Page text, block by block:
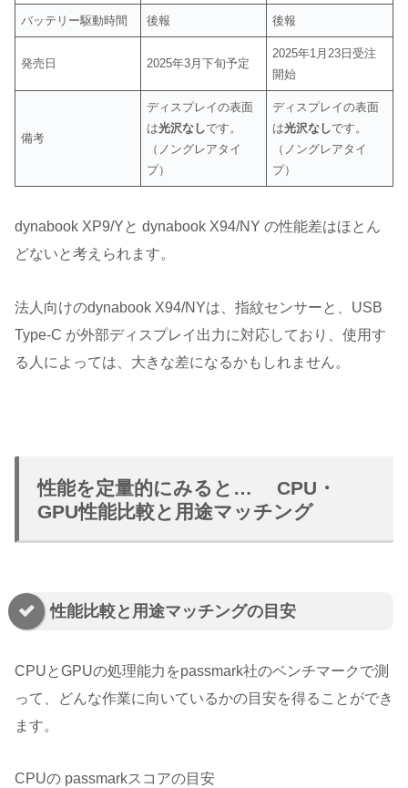
バッテリー駆動時間 後報 後報
発売日 2025年3月下旬予定
2025年1月23日受注
開始
備考
ディスプレイの表面
は光沢なしです。
（ノングレアタイ
プ）
ディスプレイの表面
は光沢なしです。
（ノングレアタイ
プ）
dynabook XP9/Yと dynabook X94/NY の性能差はほとん
どないと考えられます。
法人向けのdynabook X94/NYは、指紋センサーと、USB
Type-C が外部ディスプレイ出力に対応しており、使用す
る人によっては、大きな差になるかもしれません。
性能を定量的にみると… CPU・
GPU性能比較と用途マッチング
性能比較と用途マッチングの目安
CPUとGPUの処理能力をpassmark社のベンチマークで測
って、どんな作業に向いているかの目安を得ることができ
ます。
CPUの passmarkスコアの目安